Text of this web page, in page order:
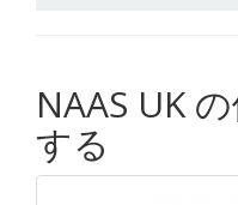
NAAS UK
する